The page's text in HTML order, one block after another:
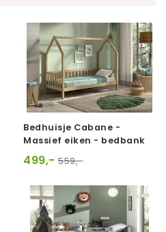
Bedhuisje Cabane -
Massief eiken - bedbank
499,- 559,-